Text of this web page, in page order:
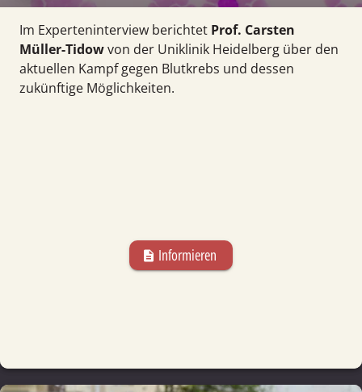
Im Experten­interview berichtet Prof. Carsten
Müller-Tidowvon der Uni­klinik Heidel­berg über den
aktuellen Kampf gegen Blut­krebs und dessen
zukünftige Möglich­keiten.
description Informieren